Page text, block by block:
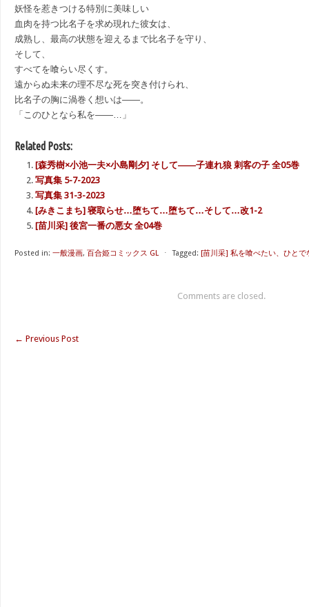
妖怪を惹きつける特別に美味しい
血肉を持つ比名子を求め現れた彼女は、
成熟し、最高の状態を迎えるまで比名子を守り、
そして、
すべてを喰らい尽くす。
遠からぬ未来の理不尽な死を突き付けられ、
比名子の胸に渦巻く想いは――。
「このひとなら私を――…」
Related Posts:
[森秀樹×小池一夫×小島剛夕] そして――子連れ狼 刺客の子 全05巻
写真集 5-7-2023
写真集 31-3-2023
[みきこまち] 寝取らせ…堕ちて…堕ちて…そして…改1-2
[苗川采] 後宮一番の悪女 全04巻
Posted in: 一般漫画, 百合姫コミックス GL ⋅ Tagged: [苗川采] 私を喰べたい、ひとで
Comments are closed.
← Previous Post